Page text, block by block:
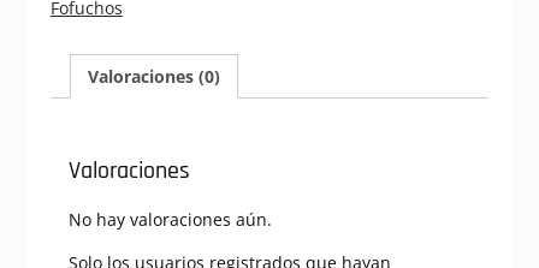
(160040AV)
cantidad
Fofuchos
Valoraciones (0)
Valoraciones
No hay valoraciones aún.
Solo los usuarios registrados que hayan